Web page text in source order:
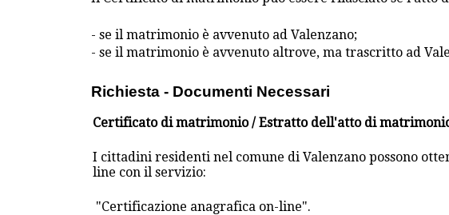
- se il matrimonio è avvenuto ad Valenzano;
- se il matrimonio è avvenuto altrove, ma trascritto ad
Richiesta - Documenti Necessari
Certificato di matrimonio / Estratto dell'atto di
I cittadini residenti nel comune di Valenzano possono
line con il servizio:
"Certificazione anagrafica on-line".